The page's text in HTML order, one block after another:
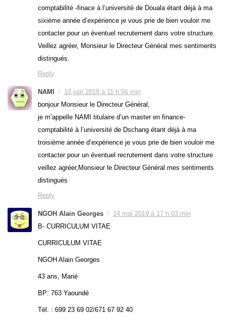
comptabilité -finace à l’université de Douala étant déjà à ma
sixième année d’expérience je vous prie de bien vouloir me
contacter pour un éventuel recrutement dans votre structure.
Veillez agréer, Monsieur le Directeur Général mes sentiments
distingués.
Reply
NAMI
10 juin 2019 à 11 h 56 min
bonjour Monsieur le Directeur Général,
je m’appelle NAMI titulaire d’un master en finance-
comptabilité à l’université de Dschang étant déjà à ma
troisième année d’expérience je vous prie de bien vouloir me
contacter pour un éventuel recrutement dans votre structure
veillez agréer,Monsieur le Directeur Général mes sentiments
distingués
Reply
NGOH Alain Georges
14 mai 2019 à 17 h 03 min
B- CURRICULUM VITAE
CURRICULUM VITAE
NGOH Alain Georges
43 ans, Marié
BP: 763 Yaoundé
Tél. : 699 23 69 02/671 67 92 40